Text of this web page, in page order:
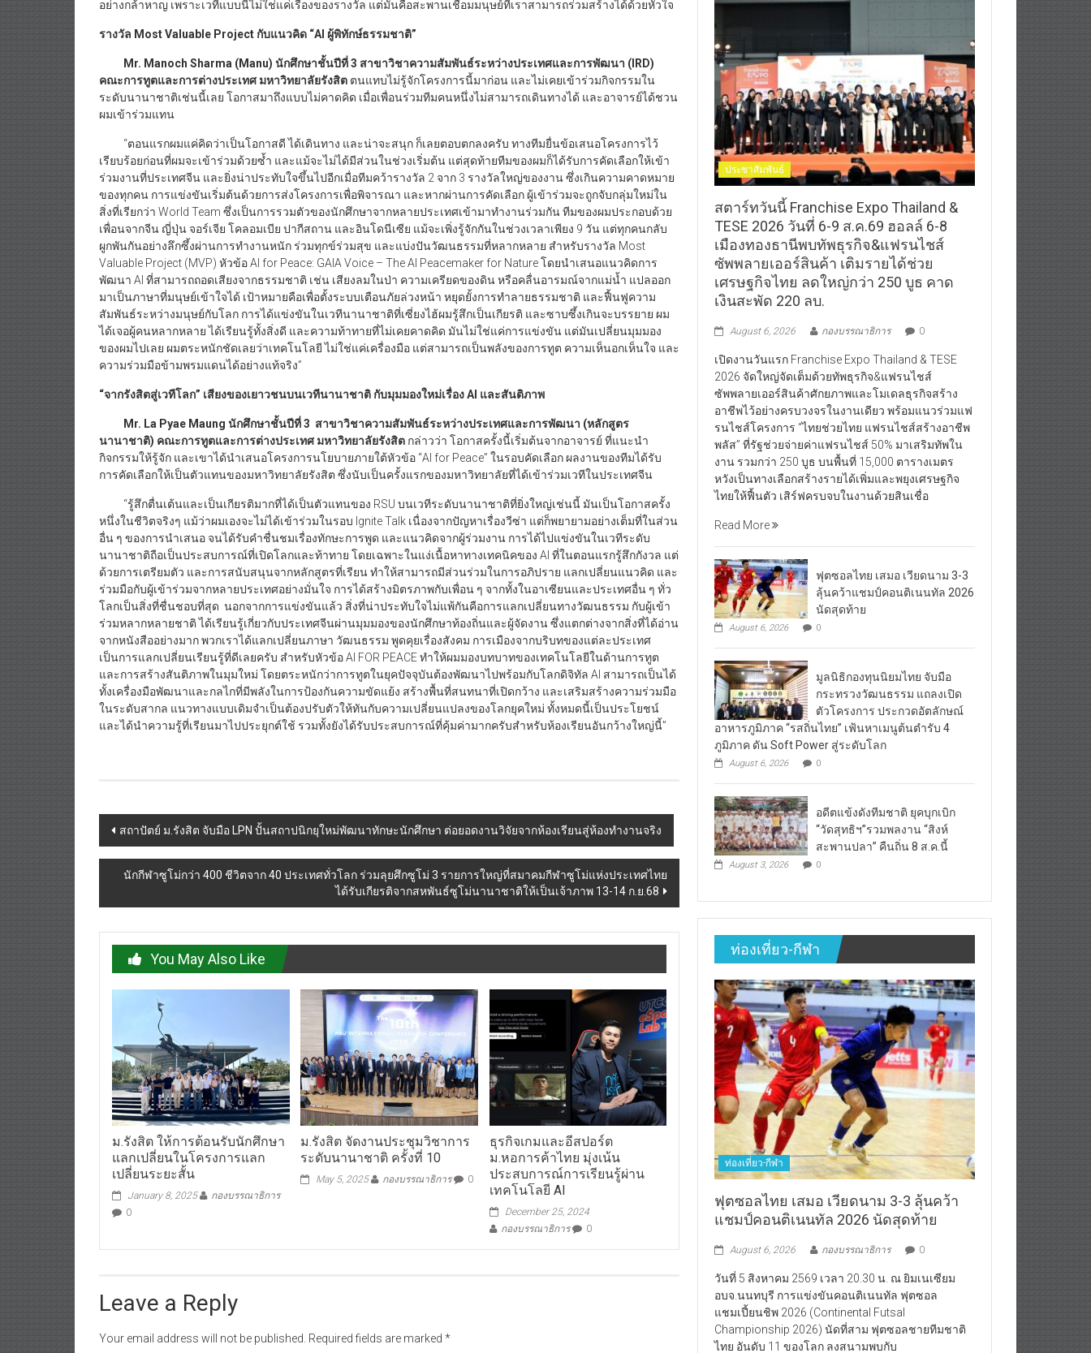
อย่างกล้าหาญ เพราะเวทีแบบนี้ไม่ใช่แค่เรื่องของรางวัล แต่มันคือสะพานเชื่อมมนุษย์ที่เราสามารถร่วมสร้างได้ด้วยหัวใจ
รางวัล Most Valuable Project กับแนวคิด “AI ผู้พิทักษ์ธรรมชาติ”
Mr. Manoch Sharma (Manu) นักศึกษาชั้นปีที่ 3 สาขาวิชาความสัมพันธ์ระหว่างประเทศและการพัฒนา (IRD)
คณะการทูตและการต่างประเทศ มหาวิทยาลัยรังสิต ตนแทบไม่รู้จักโครงการนี้มาก่อน และไม่เคยเข้าร่วมกิจกรรมใน
ระดับนานาชาติเช่นนี้เลย โอกาสมาถึงแบบไม่คาดคิด เมื่อเพื่อนร่วมทีมคนหนึ่งไม่สามารถเดินทางได้ และอาจารย์ได้ชวน
ผมเข้าร่วมแทน
“ตอนแรกผมแค่คิดว่าเป็นโอกาสดี ได้เดินทาง และน่าจะสนุก ก็เลยตอบตกลงครับ ทางทีมยื่นข้อเสนอโครงการไว้
เรียบร้อยก่อนที่ผมจะเข้าร่วมด้วยซ้ำ และแม้จะไม่ได้มีส่วนในช่วงเริ่มต้น แต่สุดท้ายทีมของผมก็ได้รับการคัดเลือกให้เข้า
ร่วมงานที่ประเทศจีน และยิ่งน่าประทับใจขึ้นไปอีกเมื่อทีมคว้ารางวัล 2 จาก 3 รางวัลใหญ่ของงาน ซึ่งเกินความคาดหมาย
ของทุกคน การแข่งขันเริ่มต้นด้วยการส่งโครงการเพื่อพิจารณา และหากผ่านการคัดเลือก ผู้เข้าร่วมจะถูกจับกลุ่มใหม่ใน
สิ่งที่เรียกว่า World Team ซึ่งเป็นการรวมตัวของนักศึกษาจากหลายประเทศเข้ามาทำงานร่วมกัน ทีมของผมประกอบด้วย
เพื่อนจากจีน ญี่ปุ่น จอร์เจีย โคลอมเบีย ปากีสถาน และอินโดนีเซีย แม้จะเพิ่งรู้จักกันในช่วงเวลาเพียง 9 วัน แต่ทุกคนกลับ
ผูกพันกันอย่างลึกซึ้งผ่านการทำงานหนัก ร่วมทุกข์ร่วมสุข และแบ่งปันวัฒนธรรมที่หลากหลาย สำหรับรางวัล Most
Valuable Project (MVP) หัวข้อ AI for Peace: GAIA Voice – The AI Peacemaker for Nature โดยนำเสนอแนวคิดการ
พัฒนา AI ที่สามารถถอดเสียงจากธรรมชาติ เช่น เสียงลมในป่า ความเครียดของดิน หรือคลื่นอารมณ์จากแม่น้ำ แปลออก
มาเป็นภาษาที่มนุษย์เข้าใจได้ เป้าหมายคือเพื่อตั้งระบบเตือนภัยล่วงหน้า หยุดยั้งการทำลายธรรมชาติ และฟื้นฟูความ
สัมพันธ์ระหว่างมนุษย์กับโลก การได้แข่งขันในเวทีนานาชาติที่เซี่ยงไฮ้ผมรู้สึกเป็นเกียรติ และซาบซึ้งเกินจะบรรยาย ผม
ได้เจอผู้คนหลากหลาย ได้เรียนรู้ทั้งสิ่งดี และความท้าทายที่ไม่เคยคาดคิด มันไม่ใช่แค่การแข่งขัน แต่มันเปลี่ยนมุมมอง
ของผมไปเลย ผมตระหนักชัดเลยว่าเทคโนโลยี ไม่ใช่แค่เครื่องมือ แต่สามารถเป็นพลังของการทูต ความเห็นอกเห็นใจ และ
ความร่วมมือข้ามพรมแดนได้อย่างแท้จริง”
“จากรังสิตสู่เวทีโลก” เสียงของเยาวชนบนเวทีนานาชาติ กับมุมมองใหม่เรื่อง AI และสันติภาพ
Mr. La Pyae Maung นักศึกษาชั้นปีที่ 3 สาขาวิชาความสัมพันธ์ระหว่างประเทศและการพัฒนา (หลักสูตร
นานาชาติ) คณะการทูตและการต่างประเทศ มหาวิทยาลัยรังสิต กล่าวว่า โอกาสครั้งนี้เริ่มต้นจากอาจารย์ ที่แนะนำ
กิจกรรมให้รู้จัก และเขาได้นำเสนอโครงการนโยบายภายใต้หัวข้อ “AI for Peace” ในรอบคัดเลือก ผลงานของทีมได้รับ
การคัดเลือกให้เป็นตัวแทนของมหาวิทยาลัยรังสิต ซึ่งนับเป็นครั้งแรกของมหาวิทยาลัยที่ได้เข้าร่วมเวทีในประเทศจีน
“รู้สึกตื่นเต้นและเป็นเกียรติมากที่ได้เป็นตัวแทนของ RSU บนเวทีระดับนานาชาติที่ยิ่งใหญ่เช่นนี้ มันเป็นโอกาสครั้ง
หนึ่งในชีวิตจริงๆ แม้ว่าผมเองจะไม่ได้เข้าร่วมในรอบ Ignite Talk เนื่องจากปัญหาเรื่องวีซ่า แต่ก็พยายามอย่างเต็มที่ในส่วน
อื่น ๆ ของการนำเสนอ จนได้รับคำชื่นชมเรื่องทักษะการพูด และแนวคิดจากผู้ร่วมงาน การได้ไปแข่งขันในเวทีระดับ
นานาชาติถือเป็นประสบการณ์ที่เปิดโลกและท้าทาย โดยเฉพาะในแง่เนื้อหาทางเทคนิคของ AI ที่ในตอนแรกรู้สึกกังวล แต่
ด้วยการเตรียมตัว และการสนับสนุนจากหลักสูตรที่เรียน ทำให้สามารถมีส่วนร่วมในการอภิปราย แลกเปลี่ยนแนวคิด และ
ร่วมมือกับผู้เข้าร่วมจากหลายประเทศอย่างมั่นใจ การได้สร้างมิตรภาพกับเพื่อน ๆ จากทั้งในอาเซียนและประเทศอื่น ๆ ทั่ว
โลกเป็นสิ่งที่ชื่นชอบที่สุด นอกจากการแข่งขันแล้ว สิ่งที่น่าประทับใจไม่แพ้กันคือการแลกเปลี่ยนทางวัฒนธรรม กับผู้เข้า
ร่วมหลากหลายชาติ ได้เรียนรู้เกี่ยวกับประเทศจีนผ่านมุมมองของนักศึกษาท้องถิ่นและผู้จัดงาน ซึ่งแตกต่างจากสิ่งที่ได้อ่าน
จากหนังสืออย่างมาก พวกเราได้แลกเปลี่ยนภาษา วัฒนธรรม พูดคุยเรื่องสังคม การเมืองจากบริบทของแต่ละประเทศ
เป็นการแลกเปลี่ยนเรียนรู้ที่ดีเลยครับ สำหรับหัวข้อ AI FOR PEACE ทำให้ผมมองบทบาทของเทคโนโลยีในด้านการทูต
และการสร้างสันติภาพในมุมใหม่ โดยตระหนักว่าการทูตในยุคปัจจุบันต้องพัฒนาไปพร้อมกับโลกดิจิทัล AI สามารถเป็นได้
ทั้งเครื่องมือพัฒนาและกลไกที่มีพลังในการป้องกันความขัดแย้ง สร้างพื้นที่สนทนาที่เปิดกว้าง และเสริมสร้างความร่วมมือ
ในระดับสากล แนวทางแบบเดิมจำเป็นต้องปรับตัวให้ทันกับความเปลี่ยนแปลงของโลกยุคใหม่ ทั้งหมดนี้เป็นประโยชน์
และได้นำความรู้ที่เรียนมาไปประยุกต์ใช้ รวมทั้งยังได้รับประสบการณ์ที่คุ้มค่ามากครับสำหรับห้องเรียนอันกว้างใหญ่นี้”
Post
navigation
สถาปัตย์ ม.รังสิต จับมือ LPN ปั้นสถาปนิกยุใหม่พัฒนาทักษะนักศึกษา ต่อยอดงานวิจัยจากห้องเรียนสู่ห้องทำงานจริง
นักกีฬาซูโม่กว่า 400 ชีวิตจาก 40 ประเทศทั่วโลก ร่วมลุยศึกซูโม่ 3 รายการใหญ่ที่สมาคมกีฬาซูโม่แห่งประเทศไทย
ได้รับเกียรติจากสหพันธ์ซูโม่นานาชาติให้เป็นเจ้าภาพ 13-14 ก.ย.68
You May Also Like
ม.รังสิต ให้การต้อนรับนักศึกษา
แลกเปลี่ยนในโครงการแลก
เปลี่ยนระยะสั้น
January 8, 2025
กองบรรณาธิการ
0
ม.รังสิต จัดงานประชุมวิชาการ
ระดับนานาชาติ ครั้งที่ 10
May 5, 2025 กองบรรณาธิการ 0
ธุรกิจเกมและอีสปอร์ต
ม.หอการค้าไทย มุ่งเน้น
ประสบการณ์การเรียนรู้ผ่าน
เทคโนโลยี AI
December 25, 2024
กองบรรณาธิการ
0
Leave a Reply
Your email address will not be published. Required fields are marked *
ประชาสัมพันธ์
สตาร์ทวันนี้ Franchise Expo Thailand &
TESE 2026 วันที่ 6-9 ส.ค.69 ฮอลล์ 6-8
เมืองทองธานีพบทัพธุรกิจ&แฟรนไชส์
ซัพพลายเออร์สินค้า เติมรายได้ช่วย
เศรษฐกิจไทย ลดใหญ่กว่า 250 บูธ คาด
เงินสะพัด 220 ลบ.
August 6, 2026 กองบรรณาธิการ 0
เปิดงานวันแรก Franchise Expo Thailand & TESE
2026 จัดใหญ่จัดเต็มด้วยทัพธุรกิจ&แฟรนไชส์
ซัพพลายเออร์สินค้าศักยภาพและโมเดลธุรกิจสร้าง
อาชีพไว้อย่างครบวงจรในงานเดียว พร้อมแนวร่วมแฟ
รนไชส์โครงการ “ไทยช่วยไทย แฟรนไชส์สร้างอาชีพ
พลัส” ที่รัฐช่วยจ่ายค่าแฟรนไชส์ 50% มาเสริมทัพใน
งาน รวมกว่า 250 บูธ บนพื้นที่ 15,000 ตารางเมตร
หวังเป็นทางเลือกสร้างรายได้เพิ่มและพยุงเศรษฐกิจ
ไทยให้ฟื้นตัว เสิร์ฟครบจบในงานด้วยสินเชื่อ
Read More
ฟุตซอลไทย เสมอ เวียดนาม 3-3
ลุ้นคว้าแชมป์คอนติเนนทัล 2026
นัดสุดท้าย
August 6, 2026 0
มูลนิธิกองทุนนิยมไทย จับมือ
กระทรวงวัฒนธรรม แถลงเปิด
ตัวโครงการ ประกวดอัตลักษณ์
อาหารภูมิภาค “รสถิ่นไทย” เฟ้นหาเมนูต้นตำรับ 4
ภูมิภาค ดัน Soft Power สู่ระดับโลก
August 6, 2026 0
อดีตแข้งดังทีมชาติ ยุคบุกเบิก
“วัดสุทธิฯ”รวมพลงาน “สิงห์
สะพานปลา” คืนถิ่น 8 ส.ค.นี้
August 3, 2026 0
ท่องเที่ยว-กีฬา
ท่องเที่ยว-กีฬา
ฟุตซอลไทย เสมอ เวียดนาม 3-3 ลุ้นคว้า
แชมป์คอนติเนนทัล 2026 นัดสุดท้าย
August 6, 2026 กองบรรณาธิการ 0
วันที่ 5 สิงหาคม 2569 เวลา 20.30 น. ณ ยิมเนเซียม
อบจ.นนทบุรี การแข่งขันคอนติเนนทัล ฟุตซอล
แชมเปี้ยนชิพ 2026 (Continental Futsal
Championship 2026) นัดที่สาม ฟุตซอลชายทีมชาติ
ไทย อันดับ 11 ของโลก ลงสนามพบกับ